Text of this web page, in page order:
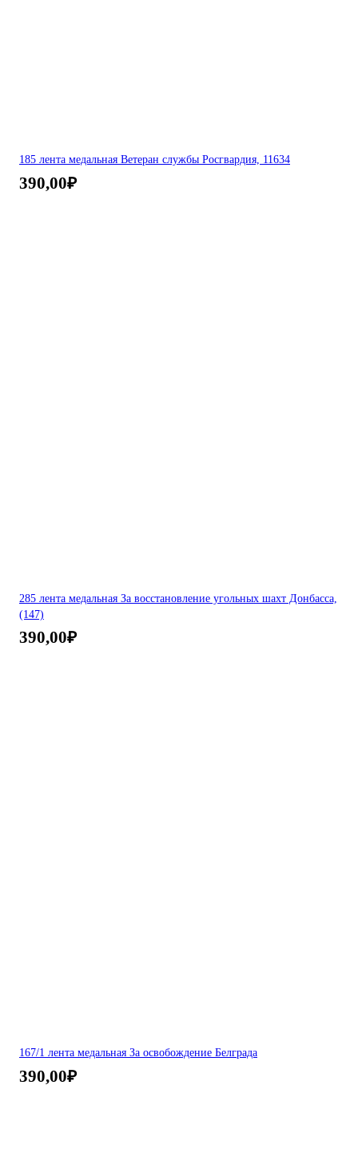
185 лента медальная Ветеран службы Росгвардия, 11634
390,00₽
285 лента медальная За восстановление угольных шахт Донбасса,
(147)
390,00₽
167/1 лента медальная За освобождение Белграда
390,00₽